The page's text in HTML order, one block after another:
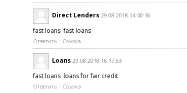
Direct Lenders 29.08.2018 14:40:16
fast loans fast loans
Ответить Ссылка
Loans 29.08.2018 16:17:53
fast loans loans for fair credit
Ответить Ссылка